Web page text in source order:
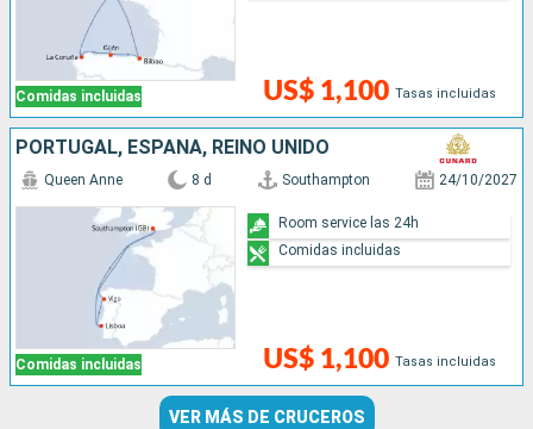
Comidas incluidas US$ 1,100 Tasas incluidas
PORTUGAL, ESPAÑA, REINO UNIDO
Comidas incluidas
Queen Anne 8 d Southampton 24/10/2027
US$ 1,100 Tasas incluidas
Room service las 24h
Comidas incluidas
VER MÁS DE CRUCEROS